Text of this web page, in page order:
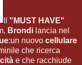
"MUST HAVE"
Brondi lancia nel
:un nuovo cellulare
che ricerca
e che racchiude